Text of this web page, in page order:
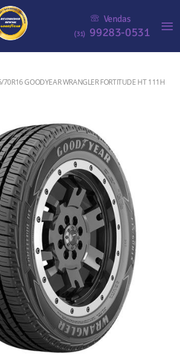
Vendas
(31) 99283-0531
70R16 GOODYEAR WRANGLER FORTITUDE HT 111H